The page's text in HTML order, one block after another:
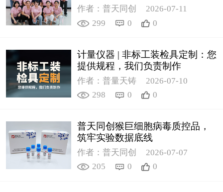
作者：普天同创
2026-07-11
299
0 0
计量仪器 | 非标工装检具定制：您
提供规程，我们负责制作
作者：普量天铸
2026-07-10
298
0 0
普天同创猴巨细胞病毒质控品，
筑牢实验数据底线
作者：普天同创
2026-07-07
205
0 0